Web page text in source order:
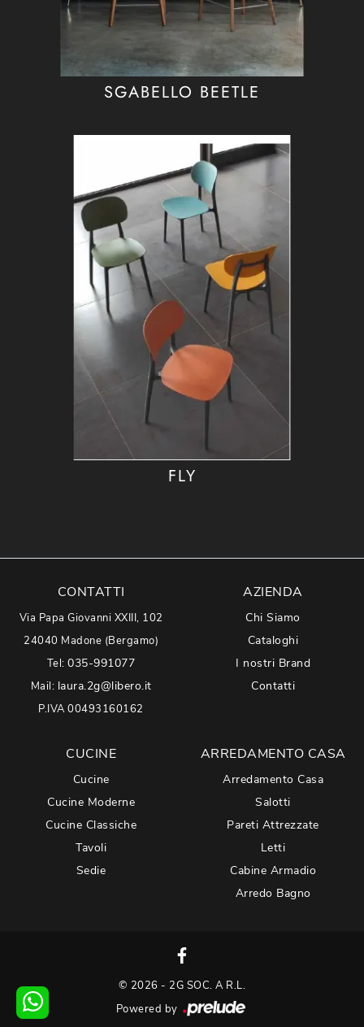
SGABELLO BEETLE
FLY
CONTATTI
Via Papa Giovanni XXIII, 102
24040 Madone (Bergamo)
Tel:035-991077
Mail: laura.2g@libero.it
P.IVA 00493160162
AZIENDA
Chi Siamo
Cataloghi
I nostri Brand
Contatti
CUCINE
Cucine
Cucine Moderne
Cucine Classiche
Tavoli
Sedie
ARREDAMENTO CASA
Arredamento Casa
Salotti
Pareti Attrezzate
Letti
Cabine Armadio
Arredo Bagno
© 2026 - 2G SOC. A R.L.
Powered by